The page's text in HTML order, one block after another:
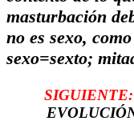
masturbación
no es sexo,
sexo=sexto;
SIGUIENTE: